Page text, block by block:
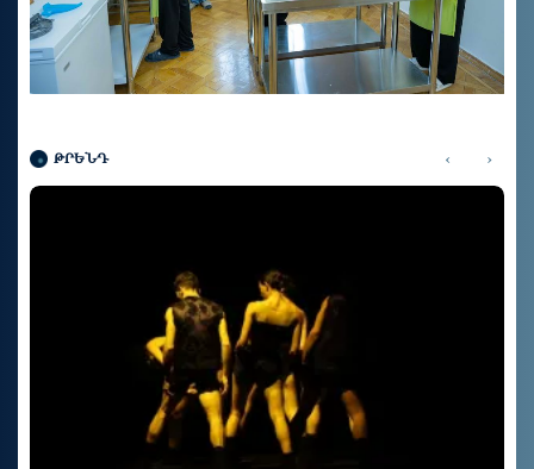
ԹՐԵՆԴ ‹ ›